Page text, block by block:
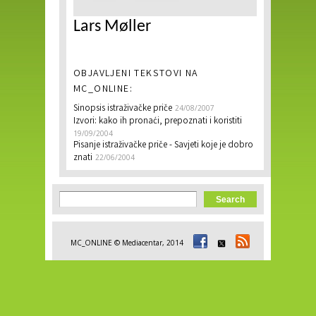
Lars Møller
OBJAVLJENI TEKSTOVI NA
MC_ONLINE:
Sinopsis istraživačke priče 24/08/2007
Izvori: kako ih pronaći, prepoznati i koristiti
19/09/2004
Pisanje istraživačke priče - Savjeti koje je dobro
znati 22/06/2004
Search form
Search
MC_ONLINE © Mediacentar, 2014